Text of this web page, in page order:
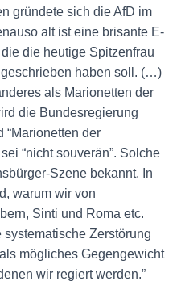
gründete sich die AfD im
alt ist eine brisante E-
die heutige Spitzenfrau
haben soll. (…)
als Marionetten der
die Bundesregierung
“Marionetten der
“nicht souverän”. Solche
Szene bekannt. In
warum wir von
Sinti und Roma etc.
Zerstörung
mögliches Gegengewicht
wir regiert werden.”